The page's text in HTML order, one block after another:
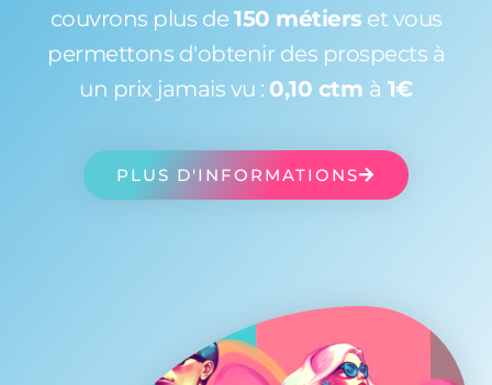
couvrons plus de 150 métiers et vous
permettons d'obtenir des prospects à
un prix jamais vu : 0,10 ctm à 1€
PLUS D'INFORMATIONS